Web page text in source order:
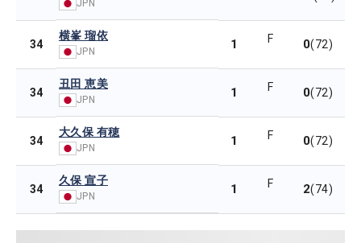
JPN
34
横峯 瑠依
JPN 1 F 0(72)
34
丑田 恵美
JPN 1 F 0(72)
34
大久保 有穂
JPN 1 F 0(72)
34
久保 宣子
JPN 1 F 2(74)